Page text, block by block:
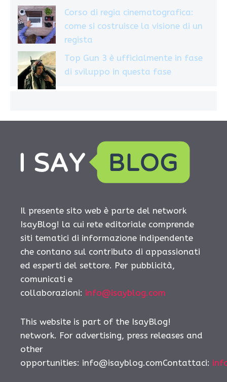
Corso di regia cinematografica:
come si costruisce la visione di un
regista
Top Gun 3 è ufficialmente in fase
di sviluppo in questa fase
Il presente sito web è parte del network
IsayBlog! la cui rete editoriale comprende
siti tematici di informazione indipendente
che contano sul contributo di appassionati
ed esperti del settore. Per pubblicità,
comunicati e
collaborazioni: info@isayblog.com
This website is part of the IsayBlog!
network. For advertising, press releases and
other
opportunities: info@isayblog.comContattaci: